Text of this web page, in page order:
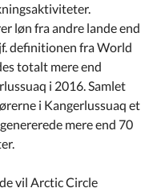
løn fra andre lande end
definitionen fra World
totalt mere end
i 2016. Samlet
i Kangerlussuaq et
mere end 70
vil Arctic Circle